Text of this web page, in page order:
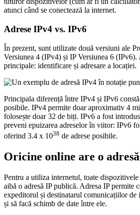
atunci când se conectează la internet.
Adrese IPv4 vs. IPv6
În prezent, sunt utilizate două versiuni ale
Versiunea 4 (IPv4) și IP Versiunea 6 (IPv6).
principale: identificare și adresare a locației.
Principala diferență între IPv4 și IPv6
posibile. IPv4 permite doar aproximativ 4
folosește doar 32 de biți. IPv6 a fost
preveni epuizarea adreselor în viitor: IPv6
oferind 3.4 x 1038 de adrese posibile.
Oricine online are o
Pentru a utiliza internetul, toate dispozitivele
aibă o adresă IP publică. Adresa IP permite
expeditorul și destinatarul comunicațiilor de
și să facă schimb de date între ele.